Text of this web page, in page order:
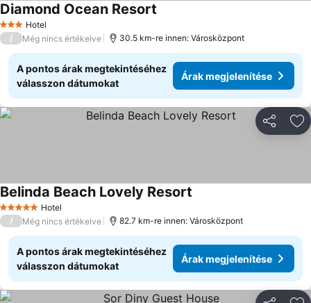
3 Kategória
Hotel
Diamond Ocean Resort
/ Még nincs értékelve 30.5 km-re innen: Városközpont
A pontos árak megtekintéséhez
válasszon dátumokat
Árak megjelenítése
5 KategóriaHotel
Belinda Beach Lovely Resort
/ Még nincs értékelve 82.7 km-re innen: Városközpont
A pontos árak megtekintéséhez
válasszon dátumokat
Árak megjelenítése